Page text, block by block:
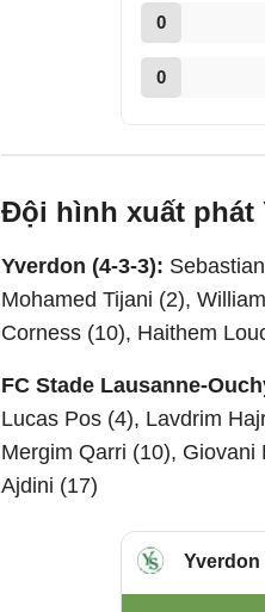
0
0
Đội hình xuất phát
Yverdon (4-3-3):
Mohamed Tijani (2),
Corness (10), Haithem
FC Stade Lausanne-
Lucas Pos (4), Lavdrim
Mergim Qarri (10), Giovani
Ajdini (17)
Yverdon